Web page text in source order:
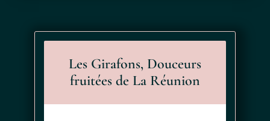
Les Girafons, Douceurs
fruitées de La Réunion